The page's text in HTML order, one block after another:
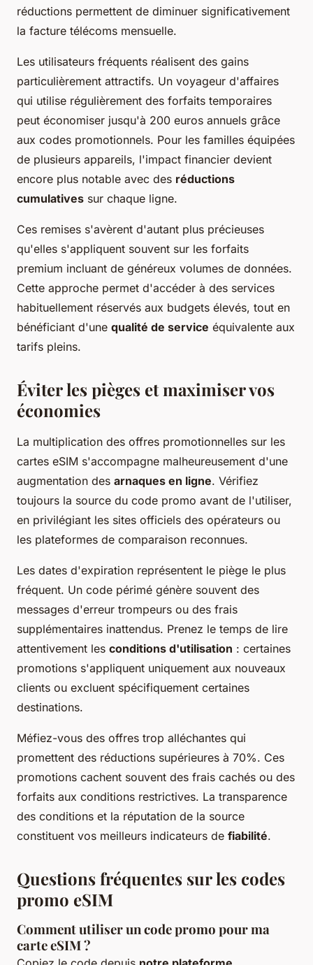
réductions permettent de diminuer significativement
la facture télécoms mensuelle.
Les utilisateurs fréquents réalisent des gains
particulièrement attractifs. Un voyageur d'affaires
qui utilise régulièrement des forfaits temporaires
peut économiser jusqu'à 200 euros annuels grâce
aux codes promotionnels. Pour les familles équipées
de plusieurs appareils, l'impact financier devient
encore plus notable avec des réductions
cumulatives sur chaque ligne.
Ces remises s'avèrent d'autant plus précieuses
qu'elles s'appliquent souvent sur les forfaits
premium incluant de généreux volumes de données.
Cette approche permet d'accéder à des services
habituellement réservés aux budgets élevés, tout en
bénéficiant d'une qualité de service équivalente aux
tarifs pleins.
Éviter les pièges et maximiser vos
économies
La multiplication des offres promotionnelles sur les
cartes eSIM s'accompagne malheureusement d'une
augmentation des arnaques en ligne. Vérifiez
toujours la source du code promo avant de l'utiliser,
en privilégiant les sites officiels des opérateurs ou
les plateformes de comparaison reconnues.
Les dates d'expiration représentent le piège le plus
fréquent. Un code périmé génère souvent des
messages d'erreur trompeurs ou des frais
supplémentaires inattendus. Prenez le temps de lire
attentivement les conditions d'utilisation : certaines
promotions s'appliquent uniquement aux nouveaux
clients ou excluent spécifiquement certaines
destinations.
Méfiez-vous des offres trop alléchantes qui
promettent des réductions supérieures à 70%. Ces
promotions cachent souvent des frais cachés ou des
forfaits aux conditions restrictives. La transparence
des conditions et la réputation de la source
constituent vos meilleurs indicateurs de fiabilité.
Questions fréquentes sur les codes
promo eSIM
Comment utiliser un code promo pour ma
carte eSIM ?